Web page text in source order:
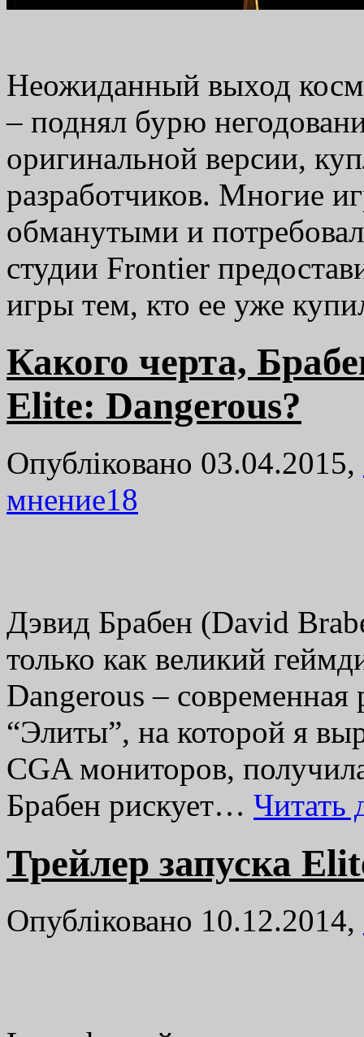
Неожиданный выход
– поднял бурю
оригинальной версии,
разработчиков. Многие
обманутыми и
студии Frontier
игры тем, кто ее уже
Какого черта,
Elite: Dangerous?
Опубліковано 03.04.2015,
мнение18
Дэвид Брабен (David
только как великий
Dangerous –
“Элиты”, на которой я
CGA мониторов,
Брабен рискует…
Трейлер запуска
Опубліковано 10.12.2014,